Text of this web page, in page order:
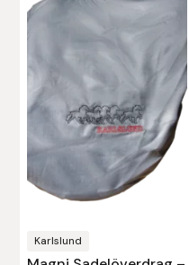
Karlslund
Star
Stina Helmersson Bokförlag
Suedwind
Tidningen Ridsport Island